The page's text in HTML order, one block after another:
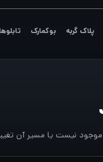
پلاک گربه بوکمارک
نیست یا مسیر آن